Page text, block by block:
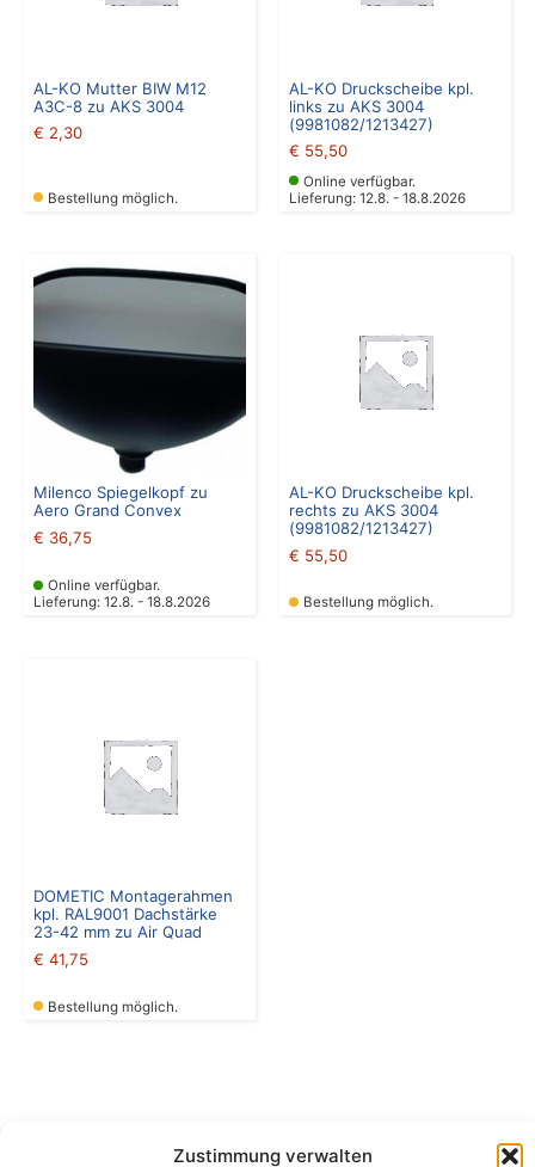
Zustimmung verwalten
AL-KO Mutter BIW M12
A3C-8 zu AKS 3004
€ 2,30
Bestellung möglich.
AL-KO Druckscheibe kpl.
links zu AKS 3004
(9981082/1213427)
€ 55,50
Online verfügbar.
Lieferung: 12.8. - 18.8.2026
Milenco Spiegelkopf zu
Aero Grand Convex
€ 36,75
Online verfügbar.
Lieferung: 12.8. - 18.8.2026
AL-KO Druckscheibe kpl.
rechts zu AKS 3004
(9981082/1213427)
€ 55,50
Bestellung möglich.
DOMETIC Montagerahmen
kpl. RAL9001 Dachstärke
23-42 mm zu Air Quad
€ 41,75
Bestellung möglich.